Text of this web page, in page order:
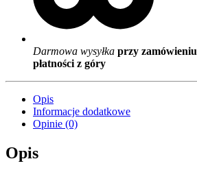
Darmowa wysyłka przy zamówieniu
płatności z góry
Opis
Informacje dodatkowe
Opinie (0)
Opis